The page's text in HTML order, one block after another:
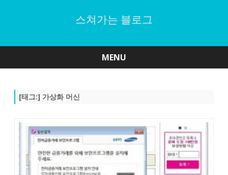
스쳐가는 블로그
MENU
[태그:] 가상화 머신